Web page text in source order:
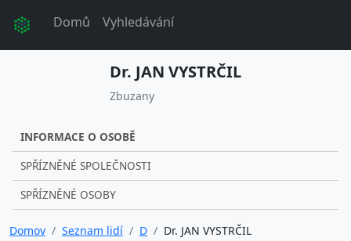
Domů Vyhledávání
Dr. JAN VYSTRČIL
Zbuzany
INFORMACE O OSOBĚ
SPŘÍZNĚNÉ SPOLEČNOSTI
SPŘÍZNĚNÉ OSOBY
Domov Seznam lidí D Dr. JAN VYSTRČIL